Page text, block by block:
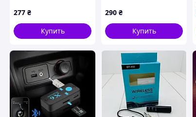
AH4988319
277 ₴
Купить
290 ₴
Купить